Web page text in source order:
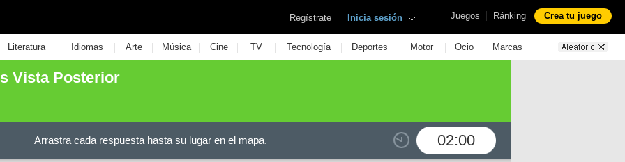
Juegos | Ránking Crea tu juego
Regístrate | Inicia sesión
Literatura | Idiomas | Arte | Música | Cine | TV | Tecnología | Deportes | Motor | Ocio | Marcas
Vista Posterior
02:00
Arrastra cada respuesta hasta su lugar en el mapa.